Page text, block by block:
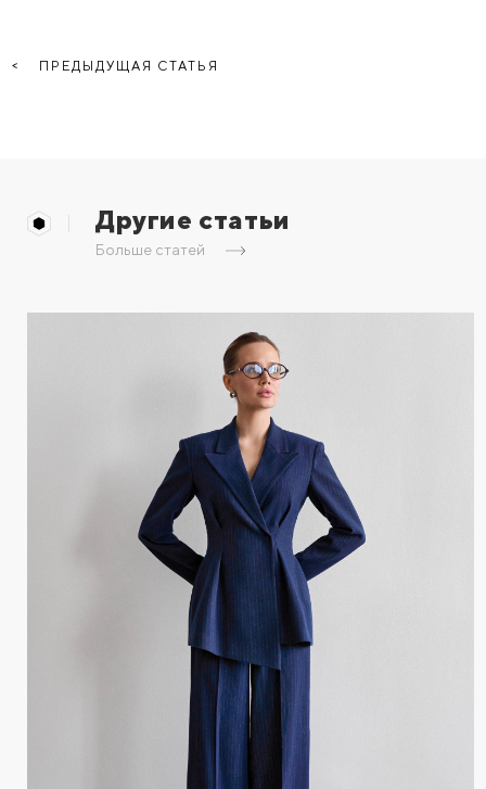
ПРЕДЫДУЩАЯ СТАТЬЯ
Другие статьи
Больше статей